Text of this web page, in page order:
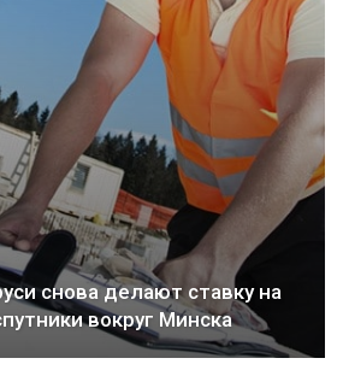
снова делают ставку на
вокруг Минска